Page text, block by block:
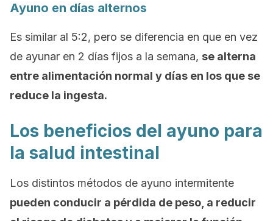
Ayuno en días alternos
Es similar al 5:2, pero se diferencia en que en vez
de ayunar en 2 días fijos a la semana, se alterna
entre alimentación normal y días en los que se
reduce la ingesta.
Los beneficios del ayuno para
la salud intestinal
Los distintos métodos de ayuno intermitente
pueden conducir a pérdida de peso, a reducir